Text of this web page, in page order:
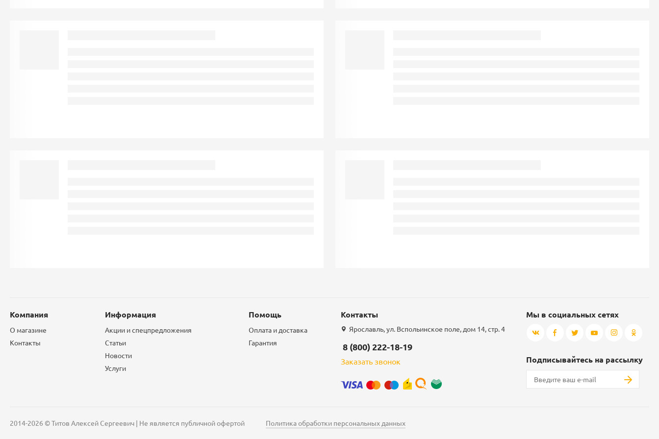
Компания
О магазине
Контакты
Информация
Акции и спецпредложения
Статьи
Новости
Услуги
Помощь
Оплата и доставка
Гарантия
Контакты
Ярославль, ул. Вспольинское поле, дом 14, стр. 4
8 (800) 222-18-19
Заказать звонок
Мы в социальных сетях
Подписывайтесь на рассылку
2014-2026 © Титов Алексей Сергеевич | Не является публичной офертой Политика обработки персональных данных